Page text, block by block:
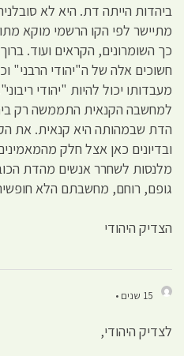
ביהדות הייתה דת. היא לא
מתיישר לפי הקו הרשמי מוקא
כך השומרונים, הקראים ועוד.
חשוכים אלה של ה"יהודי הרבני"
מעבדותו יכול להיות "יהודי
למחשבה הקנאית התממשה רק
הדת שבמהותה היא קנאית. את
ובדיונים כאן אצל חלק
מלנסות לשחרר אנשים מהדת
גופם, רוחם, מחשבתם הלא
הצדיק היהודי
15 שנים •
לצדיק היהודי,